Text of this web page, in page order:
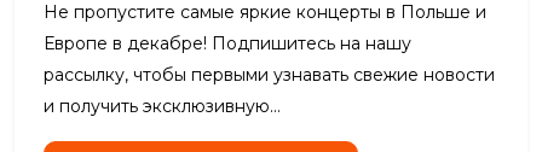
Не пропустите самые яркие концерты в Польше и
Европе в декабре! Подпишитесь на нашу
рассылку, чтобы первыми узнавать свежие новости
и получить эксклюзивную...